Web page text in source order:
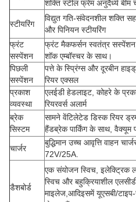
शक्ति स्टील फ्रेम अनुदैर्ध्य बीम
स्टीयरिंग
विद्युत गति-संवेदनशील शक्ति
और पिनियन स्टीयरिंग
फ्रंट
सस्पेंशन
फ्रंट मैकफर्सन स्वतंत्र सस्पेंशन,
शॉक एम्बॉस्चर के साथ।
पिछली
सस्पेंशन
पत्ते के स्प्रिंग्स और दूरबीन
रियर एक्सल
प्रकाश
व्यवस्था
एलईडी हेडलाइट, कोहरे के
रियरवर्स अलार्म
ब्रेक
सिस्टम
सामने वेंटिलेटेड डिस्क रियर
हैंडब्रेक पार्किंग के साथ, वैक्यूम
चार्जर
बुद्धिमान उच्च आवृत्ति वाहन
72V/25A.
डैशबोर्ड
एक संयोजन स्विच, इलेक्ट्रिक
स्विच और बहुक्रियाशील
माइलेज,आदिइसमें यूएसबी/